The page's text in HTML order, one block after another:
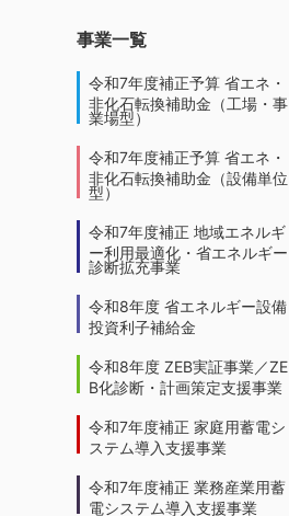
事業一覧
令和7年度補正予算 省エネ・
非化石転換補助金（工場・事
業場型）
令和7年度補正予算 省エネ・
非化石転換補助金（設備単位
型）
令和7年度補正 地域エネルギ
ー利用最適化・省エネルギー
診断拡充事業
令和8年度 省エネルギー設備
投資利子補給金
令和8年度 ZEB実証事業／ZE
B化診断・計画策定支援事業
令和7年度補正 家庭用蓄電シ
ステム導入支援事業
令和7年度補正 業務産業用蓄
電システム導入支援事業